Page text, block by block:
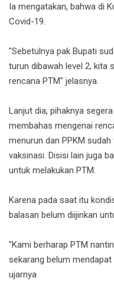
Ia mengatakan, bahwa di
Covid-19.
"Sebetulnya pak Bupati
turun dibawah level 2, kita
rencana PTM" jelasnya.
Lanjut dia, pihaknya
membahas mengenai
menurun dan PPKM
vaksinasi. Disisi lain juga
untuk melakukan PTM.
Karena pada saat itu
balasan belum diijinkan
"Kami berharap PTM
sekarang belum
ujarnya